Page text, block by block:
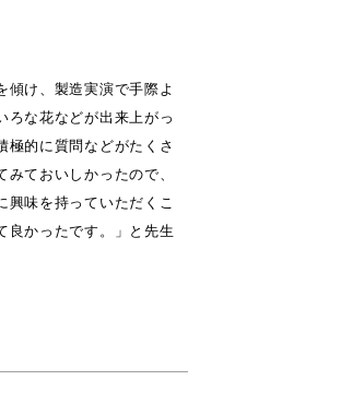
傾け、製造実演で手際よ
ろな花などが出来上がっ
極的に質問などがたくさ
ておいしかったので、
興味を持っていただくこ
良かったです。」と先生